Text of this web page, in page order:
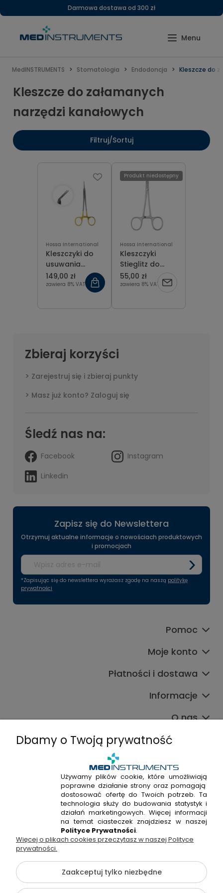
Darmowa dostawa od 300 zł
MedINSTRUMENTS Stomatologia Endodoncja Kleszcze do
Kleszcze do załamanych
narzędzi kanałowych
Filtruj/Sortuj
Hossa International
Kleszczyki do
usuwania
złamanych
narzędzi
13.5 cm
149,00 zł
zawiera 8% VAT
Hossa International
Kleszczyki
Stieglitz do
usuwania
odłamków
12 cm
55,00 zł
zawiera 8% VAT
Produkt niedostępny
Zbieraj korzyści
Zarejestruj się i zbieraj punkty
Masz już konto? Zaloguj się
Śledź nas na:
Facebook
Instagram
Linkedin
Zapisz się do Newslettera
Otrzymuj aktualne informacje o nowościach produktowych
i promocjach
*Zapisując się do newslettera wyrażasz zgodę na naszą politykę
prywatności
Pomoc
Moje konto
Płatności i dostawa
Informacje
O nas
+48 720 915 338
+48 22 298 53 38
Napisz do nas!
Hossa Medical Sp. z o. o. | ul. Kryształowa 33A, 01-356
Warszawa, woj. mazowieckie | NIP: 7010404814, REGON:
146982576, KRS: 0000491265
Dbamy o Twoją prywatność
Używamy plików cookie, które umożliwiają
poprawne działanie strony oraz pomagają
dostosować ofertę do Twoich potrzeb. Ta
technologia służy do budowania statystyk i
działań marketingowych. Więcej informacji
na temat ciasteczek znajdziesz w naszej
Polityce Prywatności.
Więcej o plikach cookies przeczytasz w naszej Polityce
prywatności.
Zaakceptuj tylko niezbędne